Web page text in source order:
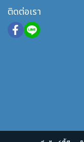
ติดต่อเรา